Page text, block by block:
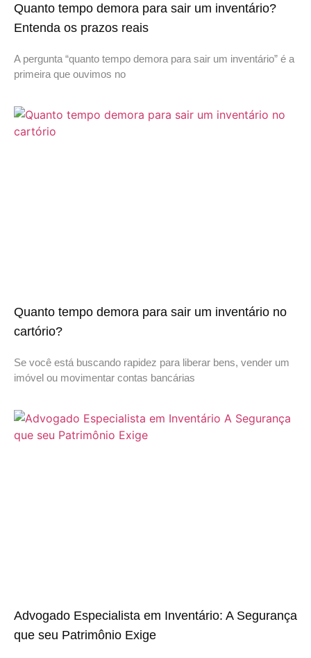
Quanto tempo demora para sair um inventário?
Entenda os prazos reais
A pergunta “quanto tempo demora para sair um inventário” é a
primeira que ouvimos no
Quanto tempo demora para sair um inventário no
cartório?
Se você está buscando rapidez para liberar bens, vender um
imóvel ou movimentar contas bancárias
Advogado Especialista em Inventário: A Segurança
que seu Patrimônio Exige